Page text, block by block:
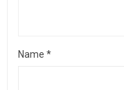
Name *